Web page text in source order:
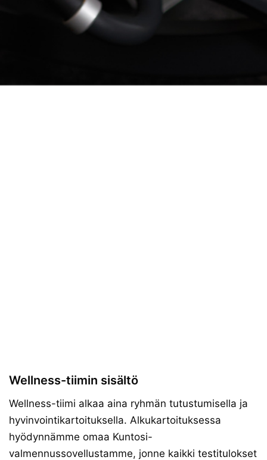
Wellness-tiimin sisältö
Wellness-tiimi alkaa aina ryhmän tutustumisella ja
hyvinvointikartoituksella. Alkukartoituksessa
hyödynnämme omaa Kuntosi-
valmennussovellustamme, jonne kaikki testitulokset